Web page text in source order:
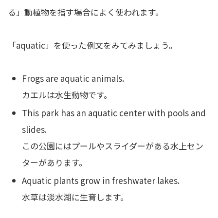
る」動植物を指す場合によく使われます。
「aquatic」を使った例文をみてみましょう。
Frogs are aquatic animals.
カエルは水生動物です。
This park has an aquatic center with pools and
slides.
この公園にはプールやスライダーがある水上セン
ターがあります。
Aquatic plants grow in freshwater lakes.
水草は淡水湖に生育します。